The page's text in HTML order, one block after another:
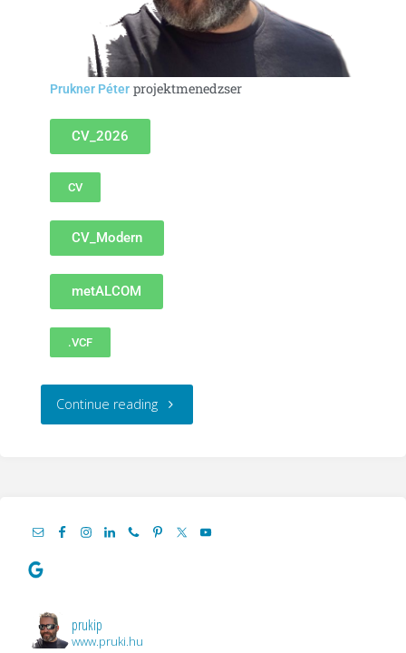
Prukner Péter projektmenedzser
CV_2026
CV
CV_Modern
metALCOM
.VCF
Continue reading
prukip
www.pruki.hu